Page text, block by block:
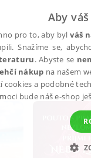
Aby
pro to, aby bylváš
Snažíme se,
. Abyste se
nákup na našem
cookies a podobné
bude náš e-shop